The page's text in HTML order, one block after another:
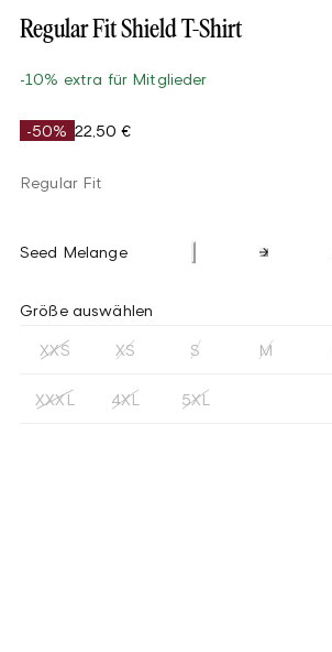
Regular Fit Shield T-Shirt
-10% extra für Mitglieder
-50% 22,50 €
Regular Fit
Seed Melange
Größe auswählen
XXS XS S M
XXXL 4XL 5XL